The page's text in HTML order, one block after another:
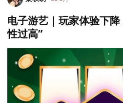
电子游艺｜玩家体验下
性过高”